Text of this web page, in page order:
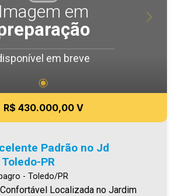
prestadas são verdadeiras,
nos o direito de corrigir
dos preços e imagens. Fotos
Imagem em
em breve
R$ 430.000,00 V
Padrão no Jd
PR
- Toledo/PR
Localizada no Jardim